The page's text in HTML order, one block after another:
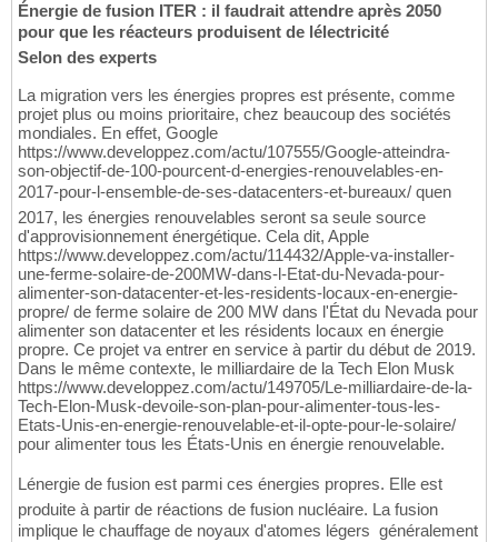
Énergie de fusion ITER : il faudrait attendre après 2050
pour que les réacteurs produisent de lélectricité
Selon des experts
La migration vers les énergies propres est présente, comme
projet plus ou moins prioritaire, chez beaucoup des sociétés
mondiales. En effet, Google
https://www.developpez.com/actu/107555/Google-atteindra-
son-objectif-de-100-pourcent-d-energies-renouvelables-en-
2017-pour-l-ensemble-de-ses-datacenters-et-bureaux/ quen
2017, les énergies renouvelables seront sa seule source
d'approvisionnement énergétique. Cela dit, Apple
https://www.developpez.com/actu/114432/Apple-va-installer-
une-ferme-solaire-de-200MW-dans-l-Etat-du-Nevada-pour-
alimenter-son-datacenter-et-les-residents-locaux-en-energie-
propre/ de ferme solaire de 200 MW dans l'État du Nevada pour
alimenter son datacenter et les résidents locaux en énergie
propre. Ce projet va entrer en service à partir du début de 2019.
Dans le même contexte, le milliardaire de la Tech Elon Musk
https://www.developpez.com/actu/149705/Le-milliardaire-de-la-
Tech-Elon-Musk-devoile-son-plan-pour-alimenter-tous-les-
Etats-Unis-en-energie-renouvelable-et-il-opte-pour-le-solaire/
pour alimenter tous les États-Unis en énergie renouvelable.
Lénergie de fusion est parmi ces énergies propres. Elle est
produite à partir de réactions de fusion nucléaire. La fusion
implique le chauffage de noyaux d'atomes légers  généralement